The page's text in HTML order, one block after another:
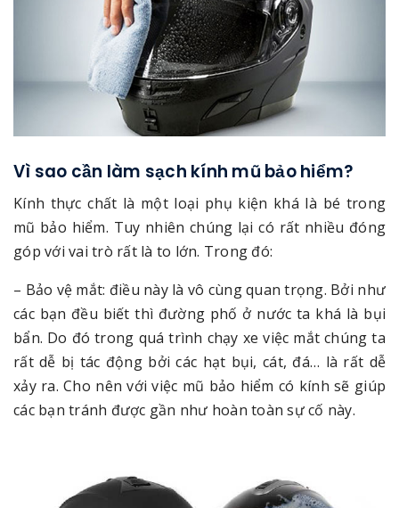
Vì sao cần làm sạch kính mũ bảo hiểm?
Kính thực chất là một loại phụ kiện khá là bé trong
mũ bảo hiểm. Tuy nhiên chúng lại có rất nhiều đóng
góp với vai trò rất là to lớn. Trong đó:
– Bảo vệ mắt: điều này là vô cùng quan trọng. Bởi như
các bạn đều biết thì đường phố ở nước ta khá là bụi
bẩn. Do đó trong quá trình chạy xe việc mắt chúng ta
rất dễ bị tác động bởi các hạt bụi, cát, đá… là rất dễ
xảy ra. Cho nên với việc mũ bảo hiểm có kính sẽ giúp
các bạn tránh được gần như hoàn toàn sự cố này.